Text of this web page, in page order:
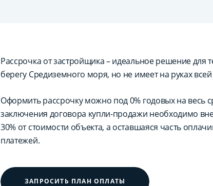
Рассрочка от застройщика – идеальное решение для
берегу Средиземного моря, но не имеет на руках
Оформить рассрочку можно под 0% годовых на весь
заключения договора купли-продажи необходимо
30% от стоимости объекта, а оставшаяся часть
платежей.
ЗАПРОСИТЬ ПЛАН ОПЛАТЫ